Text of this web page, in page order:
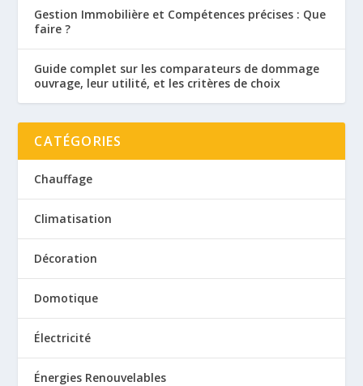
Gestion Immobilière et Compétences précises : Que
faire ?
Guide complet sur les comparateurs de dommage
ouvrage, leur utilité, et les critères de choix
CATÉGORIES
Chauffage
Climatisation
Décoration
Domotique
Électricité
Énergies Renouvelables